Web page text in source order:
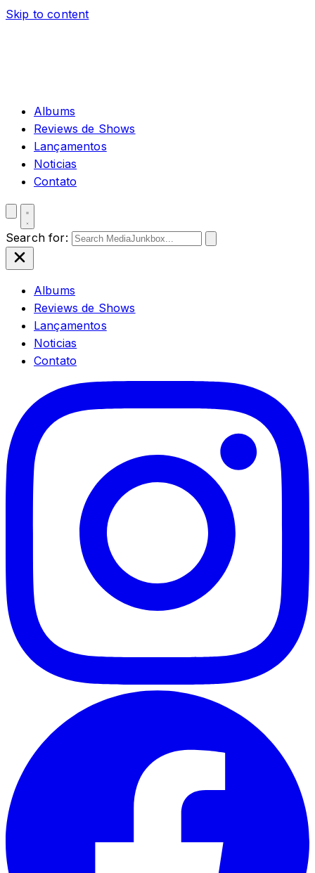
Skip to content
Albums
Reviews de Shows
Lançamentos
Noticias
Contato
Search for:
Albums
Reviews de Shows
Lançamentos
Noticias
Contato